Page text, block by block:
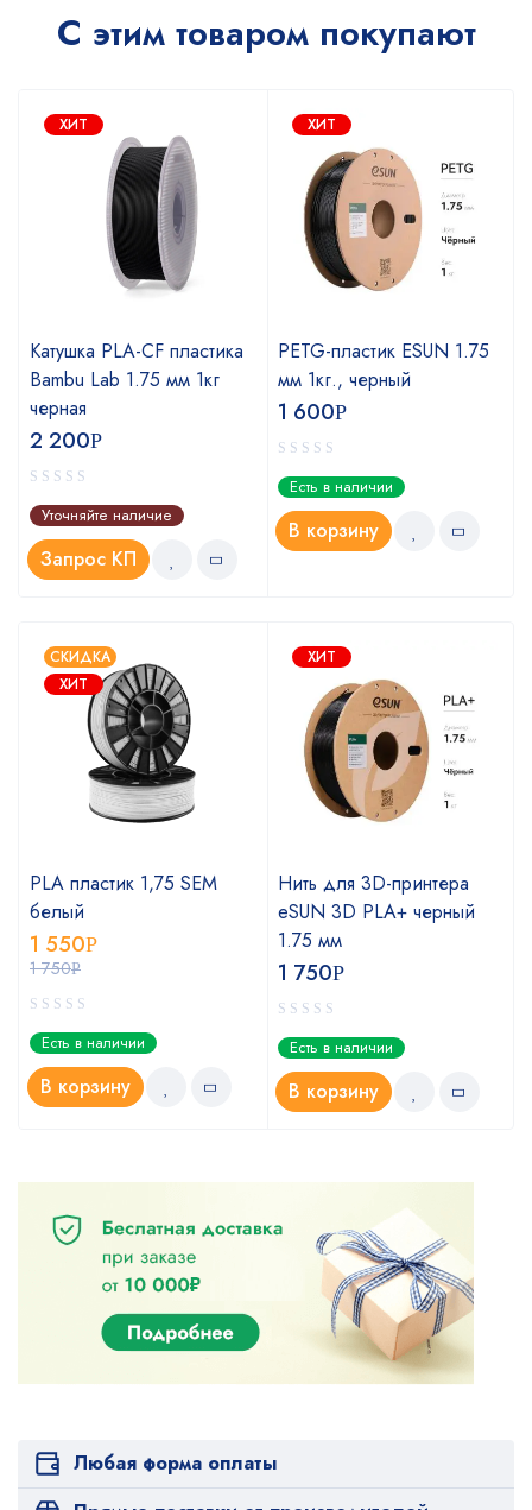
С этим товаром покупают
ХИТ
Катушка PLA-CF пластика
Bambu Lab 1.75 мм 1кг
черная
2 200Р
Уточняйте наличие
Запрос КП
ХИТ
PETG-пластик ESUN 1.75
мм 1кг., черный
1 600Р
Есть в наличии
В корзину
СКИДКА
ХИТ
PLA пластик 1,75 SEM
белый
1 750Р
1 550Р
Есть в наличии
В корзину
ХИТ
Нить для 3D-принтера
eSUN 3D PLA+ черный
1.75 мм
1 750Р
Есть в наличии
В корзину
Любая форма оплаты